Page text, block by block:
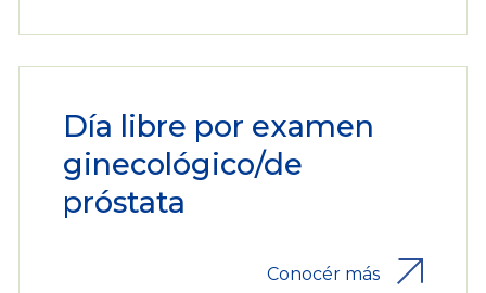
Día libre por examen
ginecológico/de
próstata
Conocér más